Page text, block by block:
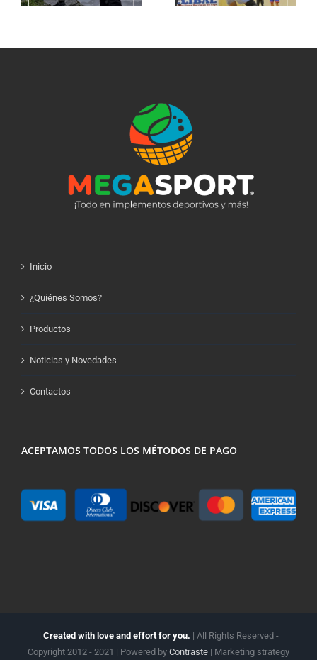
Inicio
¿Quiénes Somos?
Productos
Noticias y Novedades
Contactos
ACEPTAMOS TODOS LOS MÉTODOS DE PAGO
| Created with love and effort for you. | All Rights Reserved -
Copyright 2012 - 2021 | Powered by Contraste | Marketing strategy